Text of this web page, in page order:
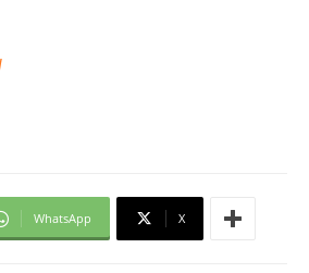
WhatsApp X